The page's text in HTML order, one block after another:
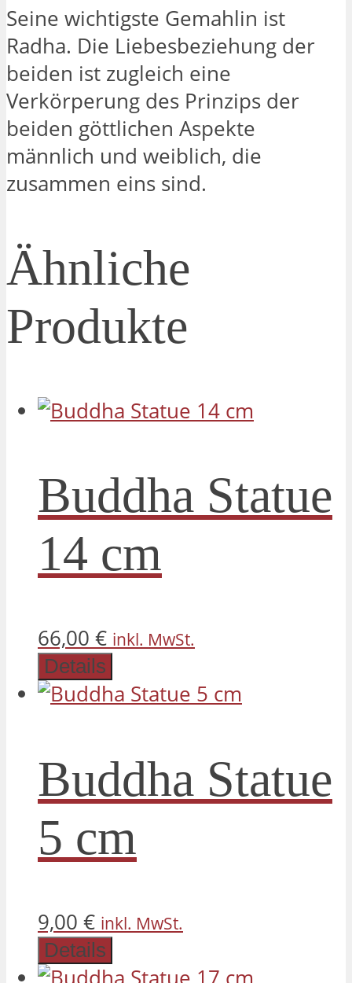
Seine wichtigste Gemahlin ist
Radha. Die Liebesbeziehung der
beiden ist zugleich eine
Verkörperung des Prinzips der
beiden göttlichen Aspekte
männlich und weiblich, die
zusammen eins sind.
Ähnliche
Produkte
Buddha Statue
14 cm
66,00 € inkl. MwSt.
Details
Buddha Statue
5 cm
9,00 € inkl. MwSt.
Details